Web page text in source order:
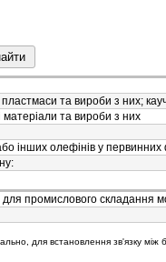
та вироби з них;
та вироби з них
iнших олефiнiв у первинних
промислового складання
для встановлення зв'язку між